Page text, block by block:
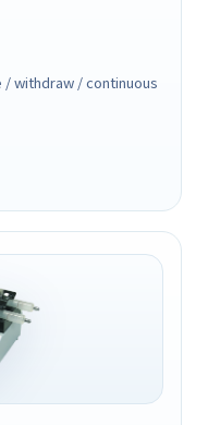
/ withdraw / continuous